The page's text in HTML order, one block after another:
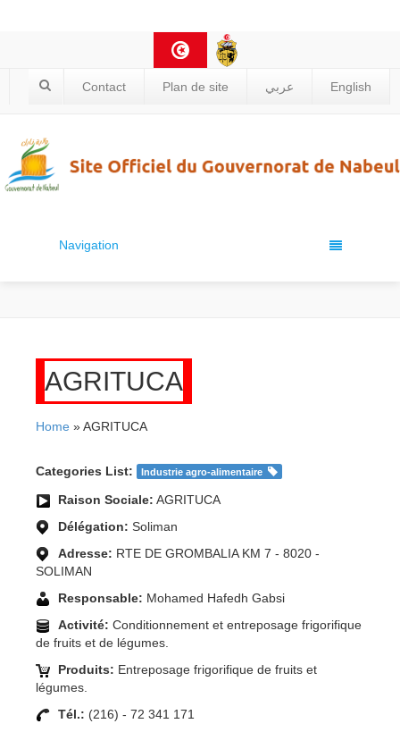
Contact Plan de site عربي English
Navigation
AGRITUCA
Home » AGRITUCA
Categories List: Industrie agro-alimentaire
Raison Sociale: AGRITUCA
Délégation: Soliman
Adresse: RTE DE GROMBALIA KM 7 - 8020 -
SOLIMAN
Responsable: Mohamed Hafedh Gabsi
Activité: Conditionnement et entreposage frigorifique
de fruits et de légumes.
Produits: Entreposage frigorifique de fruits et
légumes.
Tél.: (216) - 72 341 171